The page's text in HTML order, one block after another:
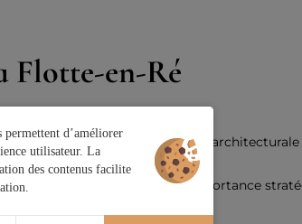
Flotte-en-Ré
témoigne de l’évolution architecturale
en 1632, rappelant l’importance
permettent d’améliorer
utilisateur. La
des contenus facilite